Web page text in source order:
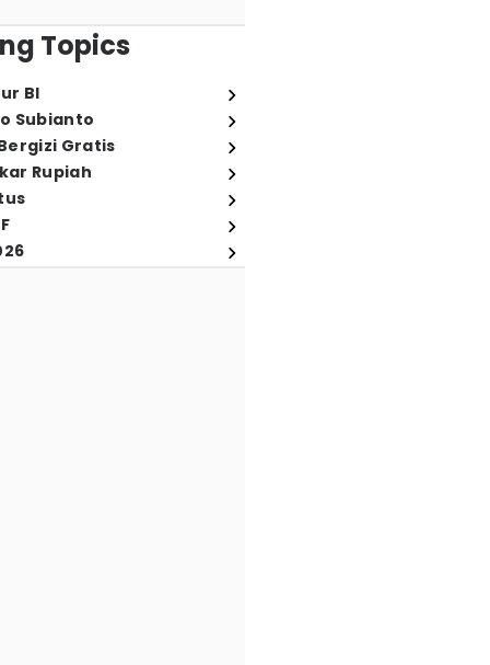
Topics
BI
Subianto
Gratis
Rupiah